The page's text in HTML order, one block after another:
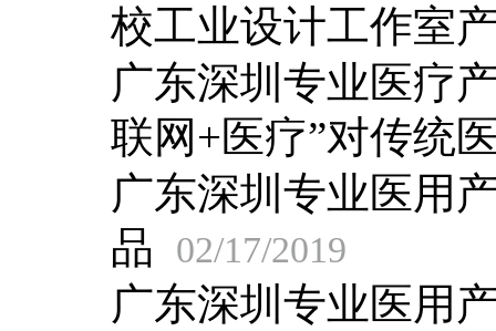
校工业设计工作室
广东深圳专业医疗
联网+医疗”对传统
广东深圳专业医用
品
02/17/2019
广东深圳专业医用